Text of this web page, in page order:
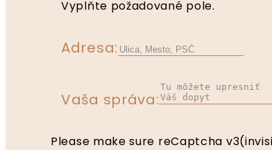
Vyplňte požadované pole.
Adresa:
Vaša správa:
Please make sure reCaptcha